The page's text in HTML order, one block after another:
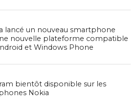
lancé un nouveau smartphone
nouvelle plateforme compatible
et Windows Phone
bientôt disponible sur les
Nokia